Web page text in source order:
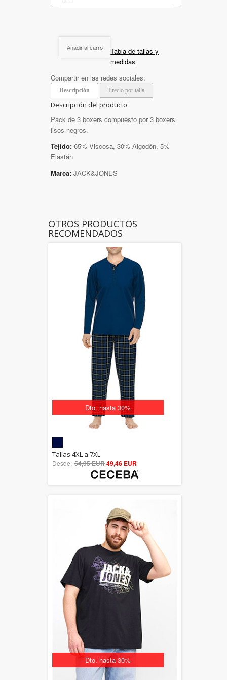
Añadir al carro
Tabla de tallas y
medidas
Compartir en las redes sociales:
Descripción Precio por talla
Descripción del producto
Pack de 3 boxers compuesto por 3 boxers
lisos negros.
Tejido: 65% Viscosa, 30% Algodón, 5%
Elastán
Marca: JACK&JONES
OTROS PRODUCTOS
RECOMENDADOS
Dto. hasta 30%
5.00
out of 5
Tallas 4XL a 7XL
Desde: 54,95 EUR49,46 EUR
Dto. hasta 30%